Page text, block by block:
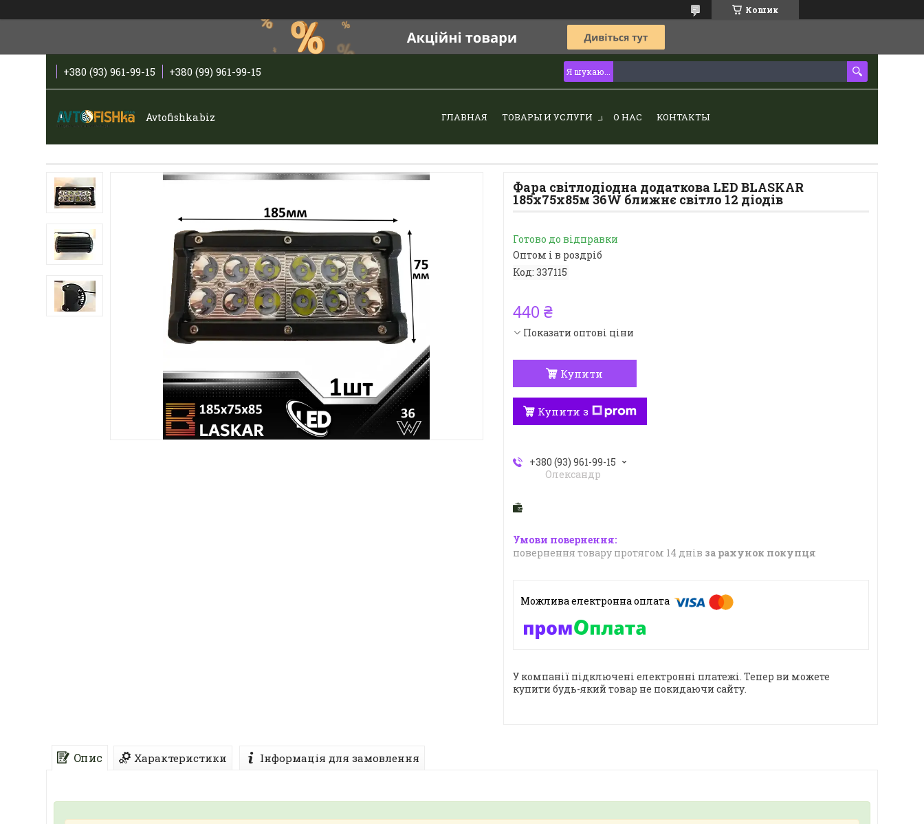
Кошик
+380 (93) 961-99-15 +380 (99) 961-99-15
Avtofishka.biz ГЛАВНАЯ ТОВАРЫ И УСЛУГИ О НАС КОНТАКТЫ
Фара світлодіодна додаткова LED BLASKAR
185х75х85м 36W ближнє світло 12 діодів
Готово до відправки
Оптом і в роздріб
Код: 337115
440 ₴
Показати оптові ціни
Купити
Купити з
+380 (93) 961-99-15
Олександр
повернення товару протягом 14 днів за рахунок покупця
У компанії підключені електронні платежі. Тепер ви можете
купити будь-який товар не покидаючи сайту.
Опис Характеристики Інформація для замовлення